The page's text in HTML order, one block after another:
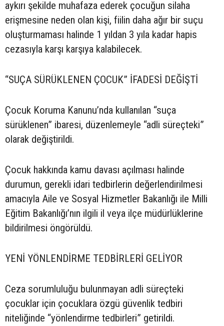
aykırı şekilde muhafaza ederek çocuğun silaha
erişmesine neden olan kişi, fiilin daha ağır bir suçu
oluşturmaması halinde 1 yıldan 3 yıla kadar hapis
cezasıyla karşı karşıya kalabilecek.
“SUÇA SÜRÜKLENEN ÇOCUK” İFADESİ DEĞİŞTİ
Çocuk Koruma Kanunu’nda kullanılan “suça
sürüklenen” ibaresi, düzenlemeyle “adli süreçteki”
olarak değiştirildi.
Çocuk hakkında kamu davası açılması halinde
durumun, gerekli idari tedbirlerin değerlendirilmesi
amacıyla Aile ve Sosyal Hizmetler Bakanlığı ile Milli
Eğitim Bakanlığı’nın ilgili il veya ilçe müdürlüklerine
bildirilmesi öngörüldü.
YENİ YÖNLENDİRME TEDBİRLERİ GELİYOR
Ceza sorumluluğu bulunmayan adli süreçteki
çocuklar için çocuklara özgü güvenlik tedbiri
niteliğinde “yönlendirme tedbirleri” getirildi.